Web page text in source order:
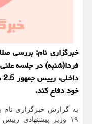
خبرگزاری نام: بررسی
فردا(شنبه) در جلسه
خود دفاع کند.
به گزارش خبرگزاری نام
۱۹ وزیر پیشنهادی